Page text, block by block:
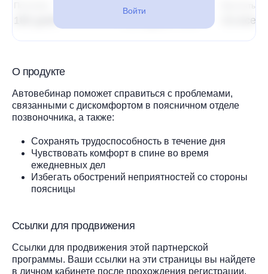
180 дней
Выплаты
Со всех
Войти
О продукте
Автовебинар поможет справиться с проблемами,
связанными с дискомфортом в поясничном отделе
позвоночника, а также:
Сохранять трудоспособность в течение дня
Чувствовать комфорт в спине во время
ежедневных дел
Избегать обострений неприятностей со стороны
поясницы
Ссылки для продвижения
Ссылки для продвижения этой партнерской
программы. Ваши ссылки на эти страницы вы найдете
в личном кабинете после прохождения регистрации.